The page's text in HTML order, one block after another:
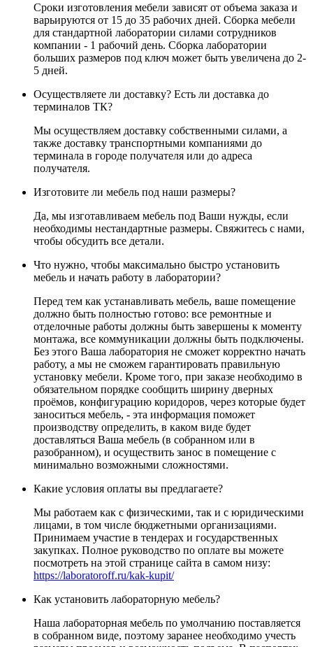
Сроки изготовления мебели зависят от объема заказа и
варьируются от 15 до 35 рабочих дней. Сборка мебели
для стандартной лаборатории силами сотрудников
компании - 1 рабочий день. Сборка лаборатории
больших размеров под ключ может быть увеличена до 2-
5 дней.
Осуществляете ли доставку? Есть ли доставка до
терминалов ТК?
Мы осуществляем доставку собственными силами, а
также доставку транспортными компаниями до
терминала в городе получателя или до адреса
получателя.
Изготовите ли мебель под наши размеры?
Да, мы изготавливаем мебель под Ваши нужды, если
необходимы нестандартные размеры. Свяжитесь с нами,
чтобы обсудить все детали.
Что нужно, чтобы максимально быстро установить
мебель и начать работу в лаборатории?
Перед тем как устанавливать мебель, ваше помещение
должно быть полностью готово: все ремонтные и
отделочные работы должны быть завершены к моменту
монтажа, все коммуникации должны быть подключены.
Без этого Ваша лаборатория не сможет корректно начать
работу, а мы не сможем гарантировать правильную
установку мебели. Кроме того, при заказе необходимо в
обязательном порядке сообщить ширину дверных
проёмов, конфигурацию коридоров, через которые будет
заноситься мебель, - эта информация поможет
производству определить, в каком виде будет
доставляться Ваша мебель (в собранном или в
разобранном), и осуществить занос в помещение с
минимально возможными сложностями.
Какие условия оплаты вы предлагаете?
Мы работаем как с физическими, так и с юридическими
лицами, в том числе бюджетными организациями.
Принимаем участие в тендерах и государственных
закупках. Полное руководство по оплате вы можете
посмотреть на этой странице сайта в самом низу:
https://laboratoroff.ru/kak-kupit/
Как установить лабораторную мебель?
Наша лабораторная мебель по умолчанию поставляется
в собранном виде, поэтому заранее необходимо учесть